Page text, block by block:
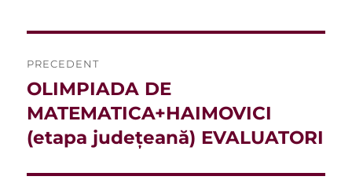
în
articole
PRECEDENT
Articolul
anterior:
OLIMPIADA DE
MATEMATICA+HAIMOVICI
(etapa județeană) EVALUATORI